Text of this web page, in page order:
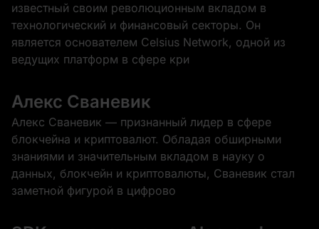
известный своим революционным вкладом в
технологический и финансовый секторы. Он
является основателем Celsius Network, одной из
ведущих платформ в сфере кри
Алекс Сваневик
Алекс Сваневик — признанный лидер в сфере
блокчейна и криптовалют. Обладая обширными
знаниями и значительным вкладом в науку о
данных, блокчейн и криптовалюты, Сваневик стал
заметной фигурой в цифрово